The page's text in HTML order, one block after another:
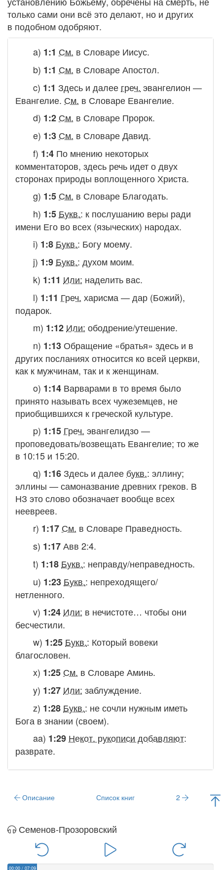
только сами они всё это делают, но и других
в подобном одобряют.
a) 1:1 См. в Словаре Иисус.
b) 1:1 См. в СловареАпостол.
c) 1:1 Здесь и далее греч. эвангелион —
Евангелие. См. в Словаре Евангелие.
d) 1:2 См. в Словаре Пророк.
e) 1:3 См. в СловареДавид.
f) 1:4 По мнению некоторых
комментаторов, здесь речь идет о двух
сторонах природы воплощенного Христа.
g) 1:5 См. в Словаре Благодать.
h) 1:5 Букв.: к послушанию веры ради
имени Его во всех (языческих) народах.
i) 1:8 Букв.: Богу моему.
j) 1:9 Букв.: духом моим.
k) 1:11 Или: наделить вас.
l) 1:11 Греч. харисма — дар (Божий),
подарок.
m) 1:12 Или: ободрение/утешение.
n) 1:13 Обращение «братья» здесь и в
других посланиях относится ко всей церкви,
как к мужчинам, так и к женщинам.
o) 1:14 Варварами в то время было
принято называть всех чужеземцев, не
приобщившихся к греческой культуре.
p) 1:15 Греч. эвангелидзо—
проповедовать/возвещать Евангелие; то же
в 10:15 и 15:20.
q) 1:16Здесь и далее букв.: эллину;
эллины — самоназвание древних греков. В
НЗ это слово обозначает вообще всех
неевреев.
r) 1:17 См. в Словаре Праведность.
s) 1:17Авв 2:4.
t) 1:18 Букв.: неправду/неправедность.
u) 1:23 Букв.: непреходящего/
нетленного.
v) 1:24 Или: в нечистоте… чтобы они
бесчестили.
w) 1:25 Букв.: Который вовеки
благословен.
x) 1:25 См. в СловареАминь.
y) 1:27 Или: заблуждение.
z) 1:28 Букв.: не сочли нужным иметь
Бога в знании (своем).
aa) 1:29 Некот. рукописи добавляют:
разврате.
Описание Список книг 2
Семенов-Прозоровский
00:00 / 07:09